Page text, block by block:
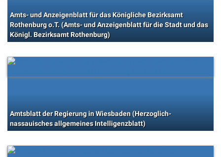
Amts- und Anzeigenblatt für das Königliche Bezirksamt
Rothenburg o.T. (Amts- und Anzeigenblatt für die Stadt und das
Königl. Bezirksamt Rothenburg)
Amtsblatt der Regierung in Wiesbaden (Herzoglich-
nassauisches allgemeines Intelligenzblatt)